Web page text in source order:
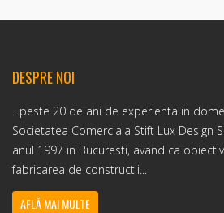
DESPRE NOI
...peste 20 de ani de experienta in
Societatea Comerciala Stift Lux Design
anul 1997 in Bucuresti, avand ca
fabricarea de constructii...
AFLĂ MAI MULTE